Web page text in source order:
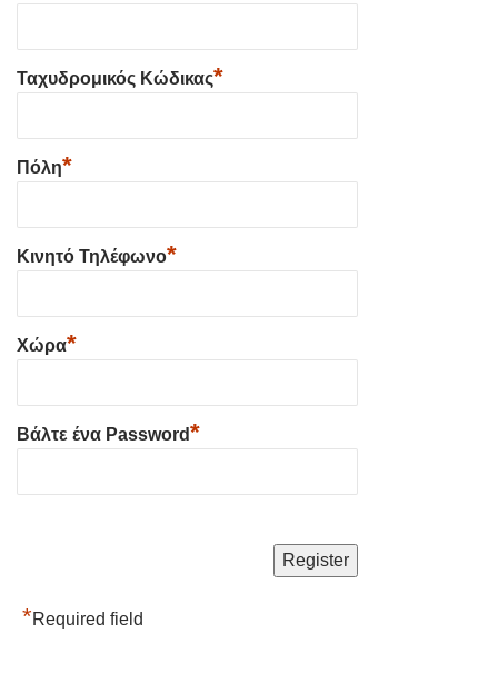
Ταχυδρομικός Κώδικας*
Πόλη*
Κινητό Τηλέφωνο*
Χώρα*
Βάλτε ένα Password*
*Required field